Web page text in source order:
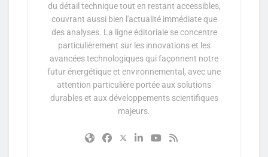
du détail technique tout en restant accessibles,
couvrant aussi bien l'actualité immédiate que
des analyses. La ligne éditoriale se concentre
particulièrement sur les innovations et les
avancées technologiques qui façonnent notre
futur énergétique et environnemental, avec une
attention particulière portée aux solutions
durables et aux développements scientifiques
majeurs.